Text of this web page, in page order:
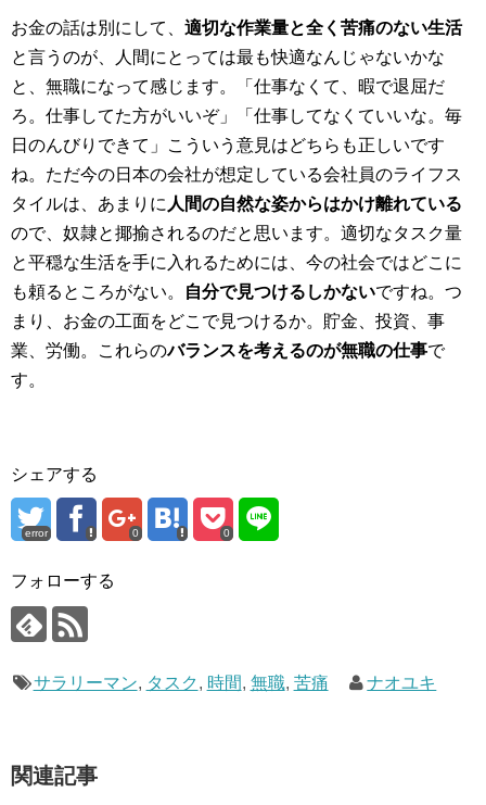
お金の話は別にして、 適切な作業量と全く苦痛のない生活
と言うのが、人間にとっては最も快適なんじゃないかな
と、無職になって感じます。「仕事なくて、暇で退屈だ
ろ。仕事してた方がいいぞ」「仕事してなくていいな。毎
日のんびりできて」こういう意見はどちらも正しいです
ね。ただ今の日本の会社が想定している会社員のライフス
タイルは、あまりに 人間の自然な姿からはかけ離れている
ので、奴隷と揶揄されるのだと思います。適切なタスク量
と平穏な生活を手に入れるためには、今の社会ではどこに
も頼るところがない。
自分で見つけるしかないですね。つ
まり、お金の工面をどこで見つけるか。貯金、投資、事
業、労働。これらのバランスを考えるのが無職の仕事で
す。
シェアする
error 0 0
フォローする
サラリーマン, タスク , 時間, 無職, 苦痛 ナオユキ
関連記事